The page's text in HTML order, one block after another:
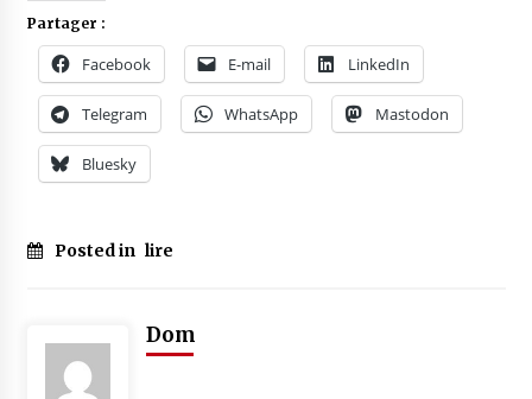
Partager :
Facebook E-mail LinkedIn
Telegram WhatsApp Mastodon
Bluesky
Posted in lire
Dom